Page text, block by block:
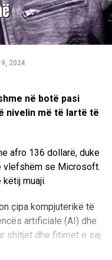
2024
në botë pasi
nivelin më të lartë të
afro 136 dollarë, duke
vlefshëm se Microsoft.
muaji.
çipa kompjuterikë të
artificiale (AI) dhe
shitjet dhe fitimet e saj